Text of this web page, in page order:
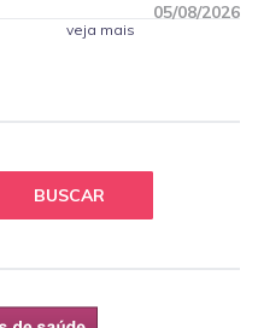
05/08/2026
veja mais
BUSCAR